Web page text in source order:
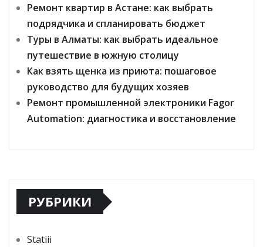
Ремонт квартир в Астане: как выбрать
подрядчика и спланировать бюджет
Туры в Алматы: как выбрать идеальное
путешествие в южную столицу
Как взять щенка из приюта: пошаговое
руководство для будущих хозяев
Ремонт промышленной электроники Fagor
Automation: диагностика и восстановление
РУБРИКИ
Statiii